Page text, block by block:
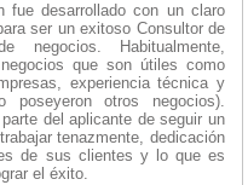
fue desarrollado con un claro
ser un exitoso Consultor de
negocios. Habitualmente,
que son útiles como
experiencia técnica y
poseyeron otros negocios).
del aplicante de seguir un
tenazmente, dedicación
de sus clientes y lo que es
el éxito.